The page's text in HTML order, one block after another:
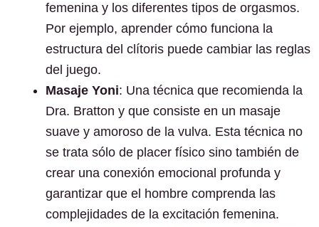
femenina y los diferentes tipos de orgasmos.
Por ejemplo, aprender cómo funciona la
estructura del clítoris puede cambiar las reglas
del juego.
Masaje Yoni: Una técnica que recomienda la
Dra. Bratton y que consiste en un masaje
suave y amoroso de la vulva. Esta técnica no
se trata sólo de placer físico sino también de
crear una conexión emocional profunda y
garantizar que el hombre comprenda las
complejidades de la excitación femenina.